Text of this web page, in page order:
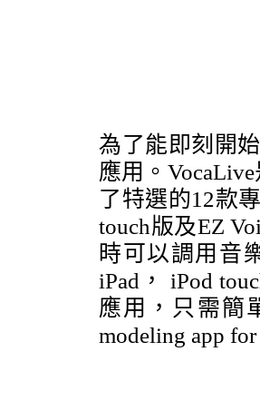
為了能即刻開
應用。 VocaLive
了特選的12款
touch版及EZ
時可以調用音
iPad， iPod
應用，只需簡
modeling app